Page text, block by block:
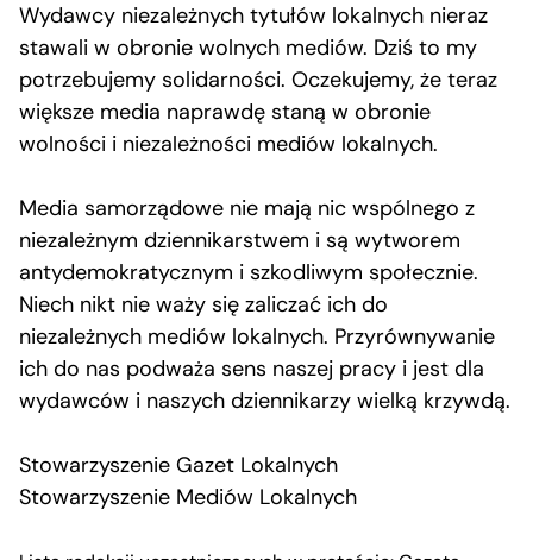
Wydawcy niezależnych tytułów lokalnych nieraz
stawali w obronie wolnych mediów. Dziś to my
potrzebujemy solidarności. Oczekujemy, że teraz
większe media naprawdę staną w obronie
wolności i niezależności mediów lokalnych.
Media samorządowe nie mają nic wspólnego z
niezależnym dziennikarstwem i są wytworem
antydemokratycznym i szkodliwym społecznie.
Niech nikt nie waży się zaliczać ich do
niezależnych mediów lokalnych. Przyrównywanie
ich do nas podważa sens naszej pracy i jest dla
wydawców i naszych dziennikarzy wielką krzywdą.
Stowarzyszenie Gazet Lokalnych
Stowarzyszenie Mediów Lokalnych